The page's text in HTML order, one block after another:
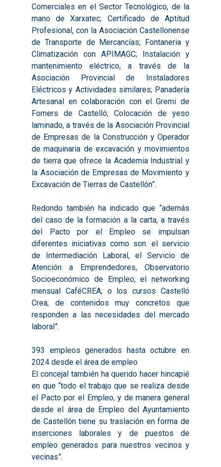
Comerciales en el Sector Tecnológico, de la
mano de Xarxatec; Certificado de Aptitud
Profesional, con la Asociación Castellonense
de Transporte de Mercancías; Fontaneria y
Climatización con APIMAGC; Instalación y
mantenimiento eléctrico, a través de la
Asociación Provincial de Instaladores
Eléctricos y Actividades similares; Panadería
Artesanal en colaboración con el Gremi de
Forners de Castelló; Colocación de yeso
laminado, a través de la Asociación Provincial
de Empresas de la Construcción y Operador
de maquinaria de excavación y movimientos
de tierra que ofrece la Academia Industrial y
la Asociación de Empresas de Movimiento y
Excavación de Tierras de Castellón”.
Redondo también ha indicado que “además
del caso de la formación a la carta, a través
del Pacto por el Empleo se impulsan
diferentes iniciativas como son: el servicio
de Intermediación Laboral, el Servicio de
Atención a Emprendedores, Observatorio
Socioeconómico de Empleo; el networking
mensual CaféCREA; o los cursos Castelló
Crea, de contenidos muy concretos que
responden a las necesidades del mercado
laboral”.
393 empleos generados hasta octubre en
2024 desde el área de empleo
El concejal también ha querido hacer hincapié
en que “todo el trabajo que se realiza desde
el Pacto por el Empleo, y de manera general
desde el área de Empleo del Ayuntamiento
de Castellón tiene su traslación en forma de
inserciones laborales y de puestos de
empleo generados para nuestros vecinos y
vecinas”.
Inicio
Presentación
Qué es Avalem
Misiones
Objetivos
Valoración de
Experimentales
Procesos de
Territorial
Necesidades
Formación Pactos
2019
2020
2016
2017
2018
2019
2021
Resúmenes
Informes
Infografías
Infografías 2021
Infografías 2022
Infografías 2023
Pactos por el
LABORA
Documentación
Audiovisuales
Información
Noticias
Actualidad
Contacto